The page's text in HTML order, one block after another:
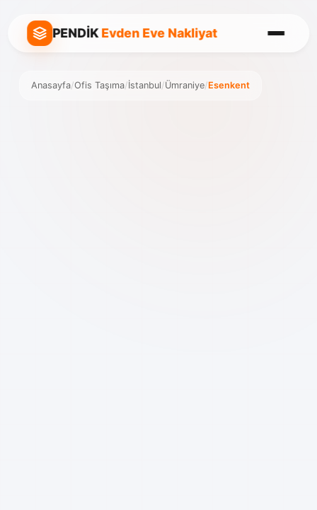
PENDİKEvden Eve Nakliyat
Anasayfa/Ofis Taşıma/İstanbul/Ümraniye/Esenkent